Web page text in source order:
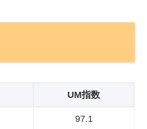
UM指数
97.1